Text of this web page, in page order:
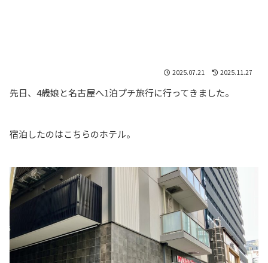
2025.07.21 2025.11.27
先日、4歳娘と名古屋へ1泊プチ旅行に行ってきました。
宿泊したのはこちらのホテル。